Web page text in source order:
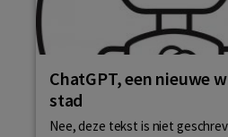
ChatGPT, een nieuwe
stad
Nee, deze tekst is niet